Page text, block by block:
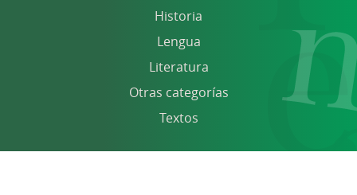
Historia
Lengua
Literatura
Otras categorías
Textos